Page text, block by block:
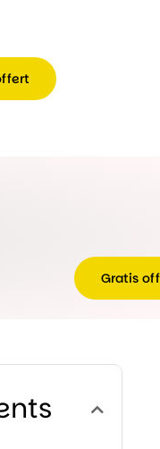
Gratis